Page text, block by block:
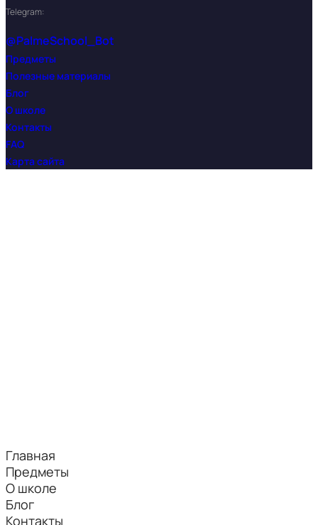
Telegram:
@PalmeSchool_Bot
Предметы
Полезные материалы
Блог
О школе
Контакты
FAQ
Карта сайта
Главная
Предметы
О школе
Блог
Контакты